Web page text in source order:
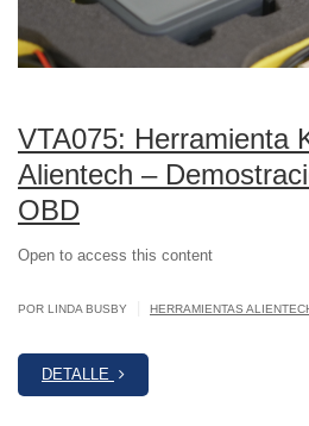
VTA075: Herramienta
Alientech –
OBD
Open to access this content
POR LINDA BUSBY HERRAMIENTAS
DETALLE